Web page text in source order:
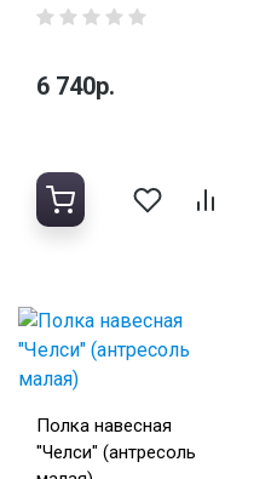
6 740р.
Полка навесная
"Челси" (антресоль